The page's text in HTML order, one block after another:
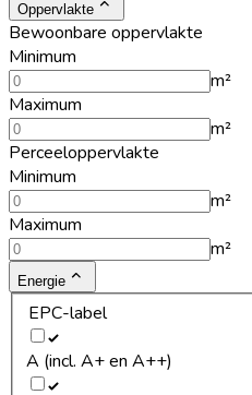
Oppervlakte
Bewoonbare oppervlakte
Minimum
m²
Maximum
m²
Perceeloppervlakte
Minimum
m²
Maximum
m²
Energie
EPC-label
A (incl. A+ en A++)